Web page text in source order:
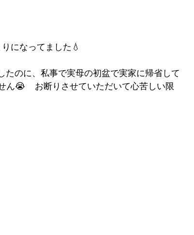
になってました💧
のに、私事で実母の初盆で実家に帰省して
ん😭    お断りさせていただいて心苦しい限